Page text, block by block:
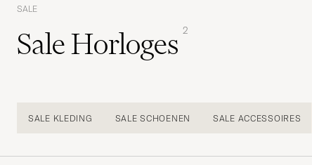
SALE
Sale Horloges 2
SALE KLEDING SALE SCHOENEN SALE ACCESSOIRES